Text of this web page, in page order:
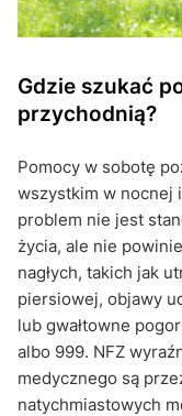
Gdzie szukać
przychodnią?
Pomocy w sobotę
wszystkim w nocnej
problem nie jest
życia, ale nie
nagłych, takich jak
piersiowej, objawy
lub gwałtowne
albo 999. NFZ
medycznego są
natychmiastowych